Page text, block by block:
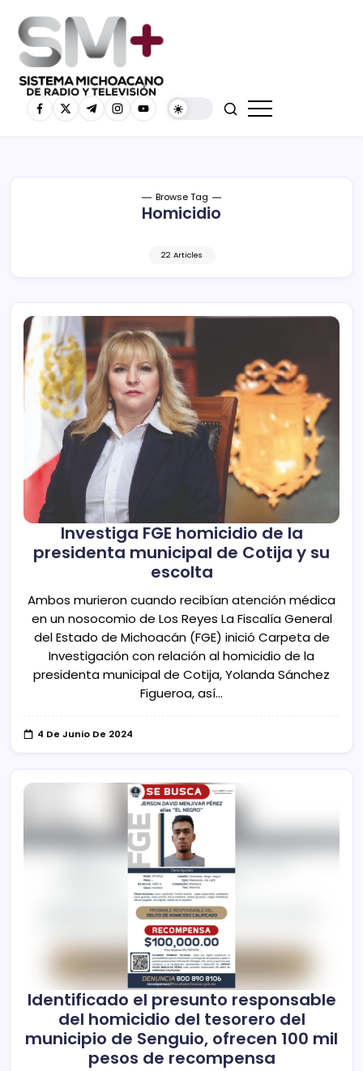
Browse Tag
Homicidio
22 Articles
Investiga FGE homicidio de la
presidenta municipal de Cotija y su
escolta
Ambos murieron cuando recibían atención médica
en un nosocomio de Los Reyes La Fiscalía General
del Estado de Michoacán (FGE) inició Carpeta de
Investigación con relación al homicidio de la
presidenta municipal de Cotija, Yolanda Sánchez
Figueroa, así…
4 De Junio De 2024
Identificado el presunto responsable
del homicidio del tesorero del
municipio de Senguio, ofrecen 100 mil
pesos de recompensa